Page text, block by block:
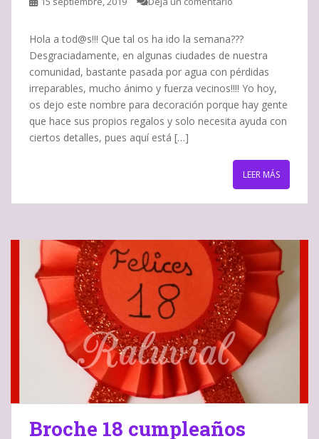
Hola a tod@s!!! Que tal os ha ido la semana???
Desgraciadamente, en algunas ciudades de nuestra
comunidad, bastante pasada por agua con pérdidas
irreparables, mucho ánimo y fuerza vecinos!!!! Yo hoy,
os dejo este nombre para decoración porque hay gente
que hace sus propios regalos y solo necesita ayuda con
ciertos detalles, pues aquí está […]
LEER MÁS
Broche 18 cumpleaños